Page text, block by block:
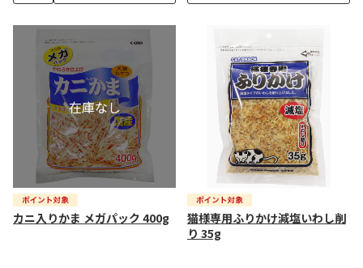
カニ入りかま メガパック 400g
猫様専用ふりかけ減塩いわし削
り 35g